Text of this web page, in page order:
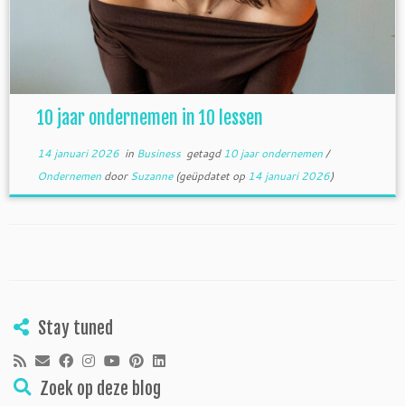
10 jaar ondernemen in 10 lessen
14 januari 2026in Business getagd10 jaar ondernemen/
Ondernemen doorSuzanne(geüpdatet op 14 januari 2026)
Stay tuned
Zoek op deze blog